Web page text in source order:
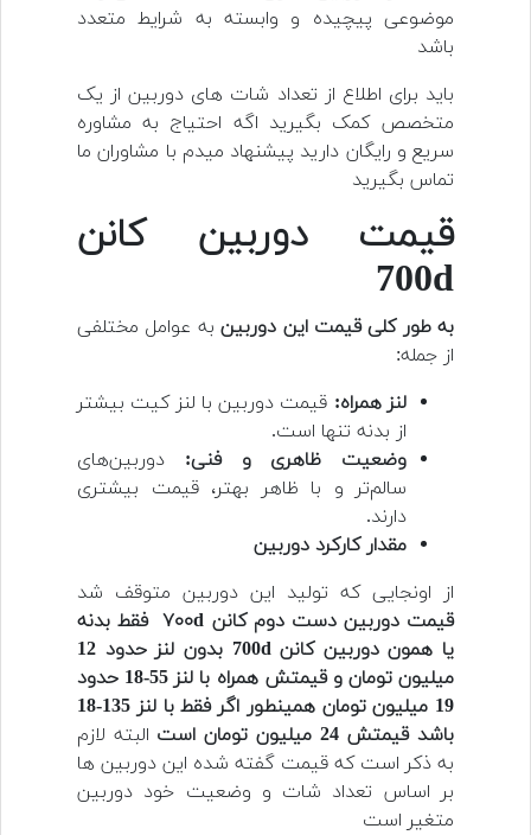
موضوعی پیچیده و وابسته به شرایط متعدد
باشد
باید برای اطلاع از تعداد شات های دوربین از یک
متخصص کمک بگیرید اگه احتیاج به مشاوره
سریع و رایگان دارید پیشنهاد میدم با مشاوران ما
تماس بگیرید
قیمت دوربین کانن
700d
به طور کلی قیمت این دوربینبه عوامل مختلفی
از جمله:
لنز همراه: قیمت دوربین با لنز کیت بیشتر
از بدنه تنها است.
وضعیت ظاهری و فنی: دوربین‌های
سالم‌تر و با ظاهر بهتر، قیمت بیشتری
دارند.
مقدار کارکرد دوربین
از اونجایی که تولید این دوربین متوقف شد
قیمت دوربین دست دوم کانن ۷۰۰d فقط بدنه
یا همون دوربین کانن 700d بدون لنز حدود 12
میلیون تومان و قیمتش همراه با لنز 55-18 حدود
19 میلیون تومان همینطور اگر فقط با لنز 135-18
باشد قیمتش 24 میلیون تومان است
البته لازم
به ذکر است که قیمت گفته شده این دوربین ها
بر اساس تعداد شات و وضعیت خود دوربین
متغیر است